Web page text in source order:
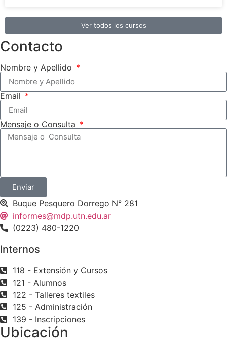
Ver todos los cursos
Contacto
Nombre y Apellido
Email
Mensaje o Consulta
Enviar
Buque Pesquero Dorrego N° 281
informes@mdp.utn.edu.ar
(0223) 480-1220
Internos
118 - Extensión y Cursos
121 - Alumnos
122 - Talleres textiles
125 - Administración
139 - Inscripciones
Ubicación